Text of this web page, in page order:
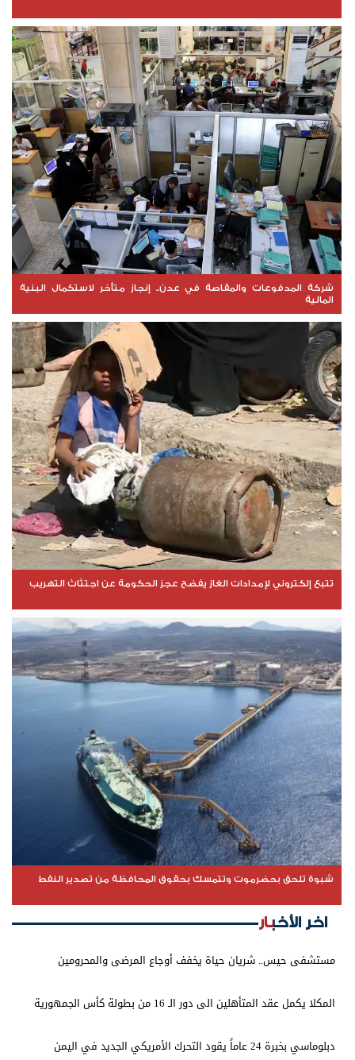
شركة المدفوعات والمقاصة في عدن.. إنجاز متأخر لاستكمال البنية
المالية
تتبع إلكتروني لإمدادات الغاز يفضح عجز الحكومة عن اجتثاث التهريب
شبوة تلحق بحضرموت وتتمسك بحقوق المحافظة من تصدير النفط
اخر الأخبار
مستشفى حيس.. شريان حياة يخفف أوجاع المرضى والمحرومين
المكلا يكمل عقد المتأهلين الى دور الـ 16 من بطولة كأس الجمهورية
دبلوماسي بخبرة 24 عاماً يقود التحرك الأمريكي الجديد في اليمن